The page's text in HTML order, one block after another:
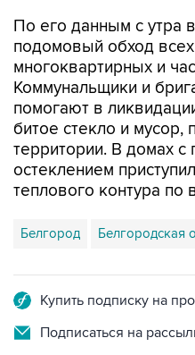
По его данным с утра
подомовый обход
многоквартирных и
Коммунальщики и
помогают в
битое стекло и мусор,
территории. В домах
остеклением
теплового контура по
Белгород Белгородская
Купить подписку на
Подписаться на